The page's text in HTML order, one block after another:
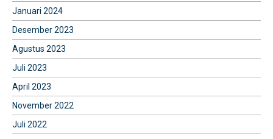
Januari 2024
Desember 2023
Agustus 2023
Juli 2023
April 2023
November 2022
Juli 2022